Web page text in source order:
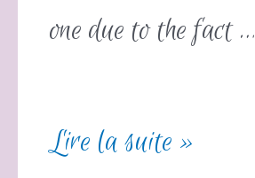
one due to the fact …
Lire la suite »